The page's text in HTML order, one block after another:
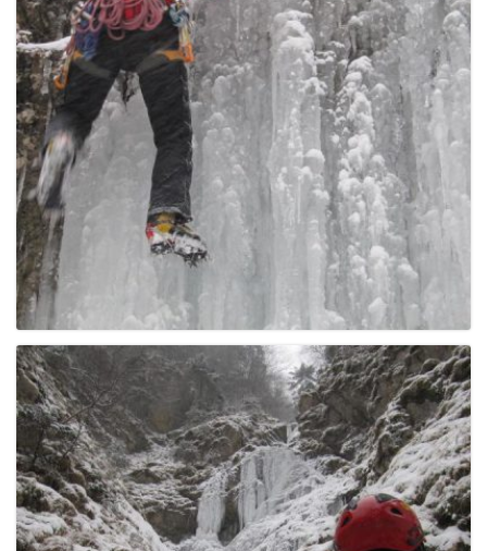
g
a
i
o
n